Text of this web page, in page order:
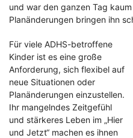
und war den ganzen Tag
Planänderungen bringen ihn
Für viele ADHS-betroffene
Kinder ist es eine große
Anforderung, sich flexibel auf
neue Situationen oder
Planänderungen einzustellen.
Ihr mangelndes Zeitgefühl
und stärkeres Leben im „Hier
und Jetzt“ machen es ihnen